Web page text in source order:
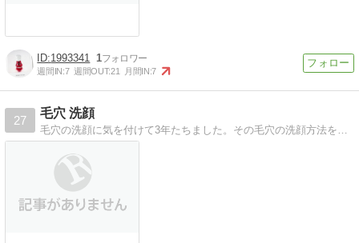
1993341 1
週間IN:7 週間OUT:21 月間IN:7
27
毛穴 洗顔